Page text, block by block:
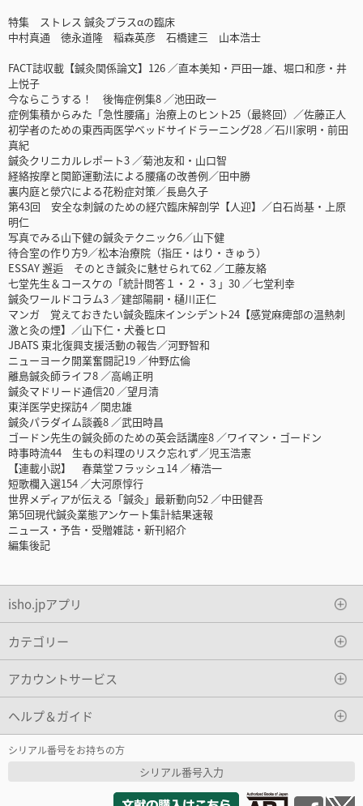
特集 ストレス 鍼灸プラスαの臨床
中村真通 徳永道隆 稲森英彦 石橋建三 山本浩士
FACT誌収載【鍼灸関係論文】126 ／直本美知・戸田一雄、堀口和彦・井
上悦子
今ならこうする！ 後悔症例集8 ／池田政一
症例集積からみた「急性腰痛」治療上のヒント25（最終回）／佐藤正人
初学者のための東西両医学ベッドサイドラーニング28 ／石川家明・前田
真紀
鍼灸クリニカルレポート3 ／菊池友和・山口智
経絡按摩と関節運動法による腰痛の改善例／田中勝
裏内庭と滎穴による花粉症対策／長島久子
第43回 安全な刺鍼のための経穴臨床解剖学【人迎】／白石尚基・上原
明仁
写真でみる山下健の鍼灸テクニック6／山下健
待合室の作り方9／松本治療院（指圧・はり・きゅう）
ESSAY 邂逅 そのとき鍼灸に魅せられて62 ／工藤友絡
七堂先生＆コースケの「統計問答１・２・３」30 ／七堂利幸
鍼灸ワールドコラム3 ／建部陽嗣・樋川正仁
マンガ 覚えておきたい鍼灸臨床インシデント24【感覚麻痺部の温熱刺
激と灸の煙】／山下仁・犬養ヒロ
JBATS 東北復興支援活動の報告／河野智和
ニューヨーク開業奮闘記19 ／仲野広倫
離島鍼灸師ライフ8 ／高嶋正明
鍼灸マドリード通信20 ／望月清
東洋医学史探訪4 ／関忠雄
鍼灸パラダイム談義8 ／武田時昌
ゴードン先生の鍼灸師のための英会話講座8 ／ワイマン・ゴードン
時事時流44 生もの料理のリスク忘れず／児玉浩憲
【連載小説】 春葉堂フラッシュ14 ／椿浩一
短歌欄入選154 ／大河原惇行
世界メディアが伝える「鍼灸」最新動向52 ／中田健吾
第5回現代鍼灸業態アンケート集計結果速報
ニュース・予告・受贈雑誌・新刊紹介
編集後記
isho.jpアプリ
カテゴリー
アカウントサービス
ヘルプ＆ガイド
シリアル番号をお持ちの方
シリアル番号入力